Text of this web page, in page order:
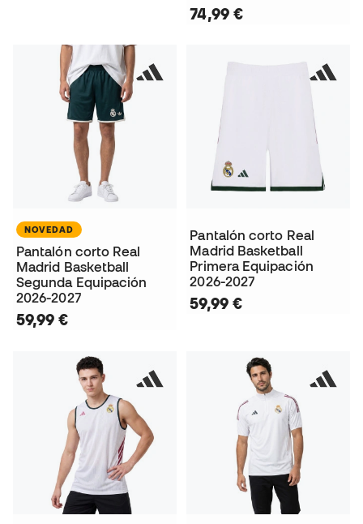
74,99 €
NOVEDAD
Pantalón corto Real
Madrid Basketball
Segunda Equipación
2026-2027
59,99 €
Pantalón corto Real
Madrid Basketball
Primera Equipación
2026-2027
59,99 €